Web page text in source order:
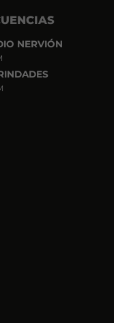
NERVIÓN